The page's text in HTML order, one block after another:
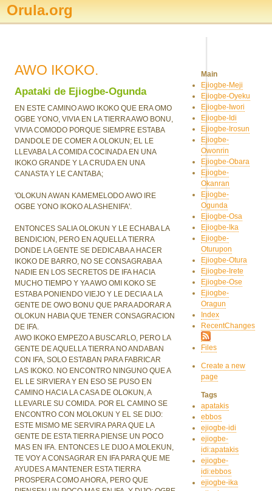
Orula.org
AWO IKOKO.
Apataki de Ejiogbe-Ogunda
EN ESTE CAMINO AWO IKOKO QUE ERA OMO
OGBE YONO, VIVIA EN LA TIERRA AWO BONU,
VIVIA COMODO PORQUE SIEMPRE ESTABA
DANDOLE DE COMER A OLOKUN; EL LE
LLEVABA LA COMIDA COCINADA EN UNA
IKOKO GRANDE Y LA CRUDA EN UNA
CANASTA Y LE CANTABA;
'OLOKUN AWAN KAMEMELODO AWO IRE
OGBE YONO IKOKO ALASHENIFA'.
ENTONCES SALIA OLOKUN Y LE ECHABA LA
BENDICION, PERO EN AQUELLA TIERRA
DONDE LA GENTE SE DEDICABA A HACER
IKOKO DE BARRO, NO SE CONSAGRABA A
NADIE EN LOS SECRETOS DE IFA HACIA
MUCHO TIEMPO Y YA AWO OMI KOKO SE
ESTABA PONIENDO VIEJO Y LE DECIA A LA
GENTE DE OWO BONU QUE PARA ADORAR A
OLOKUN HABIA QUE TENER CONSAGRACION
DE IFA.
AWO IKOKO EMPEZO A BUSCARLO, PERO LA
GENTE DE AQUELLA TIERRA NO ANDABAN
CON IFA, SOLO ESTABAN PARA FABRICAR
LAS IKOKO. NO ENCONTRO NINGUNO QUE A
EL LE SIRVIERA Y EN ESO SE PUSO EN
CAMINO HACIA LA CASA DE OLOKUN, A
LLEVARLE SU COMIDA. POR EL CAMINO SE
ENCONTRO CON MOLOKUN Y EL SE DIJO:
ESTE MISMO ME SERVIRA PARA QUE LA
GENTE DE ESTA TIERRA PIENSE UN POCO
MAS EN IFA. ENTONCES LE DIJO A MOLEKUN,
TE VOY A CONSAGRAR EN IFA PARA QUE ME
AYUDES A MANTENER ESTA TIERRA
PROSPERA COMO AHORA, PERO QUE
Main
Ejiogbe-Meji
Ejiogbe-Oyeku
Ejiogbe-Iwori
Ejiogbe-Idi
Ejiogbe-Irosun
Ejiogbe-
Owonrin
Ejiogbe-Obara
Ejiogbe-
Okanran
Ejiogbe-
Ogunda
Ejiogbe-Osa
Ejiogbe-Ika
Ejiogbe-
Oturupon
Ejiogbe-Otura
Ejiogbe-Irete
Ejiogbe-Ose
Ejiogbe-
Oragun
Index
RecentChanges
Files
Create a new
page
Tags
apatakis
ebbos
ejiogbe-idi
ejiogbe-
idi:apatakis
ejiogbe-
idi:ebbos
ejiogbe-ika